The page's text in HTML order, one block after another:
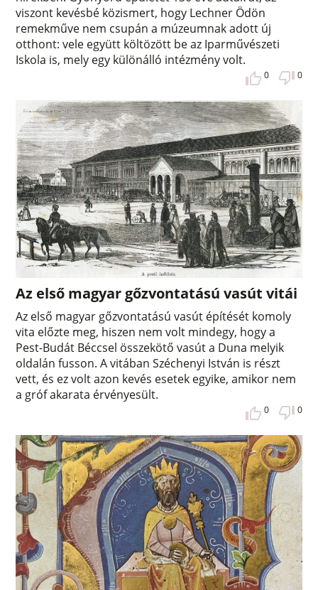
viszont kevésbé közismert, hogy Lechner Ödön
remekműve nem csupán a múzeumnak adott új
otthont: vele együtt költözött be az Iparművészeti
Iskola is, mely egy különálló intézmény volt.
0 0
Az első magyar gőzvontatású vasút vitái
Az első magyar gőzvontatású vasút építését komoly
vita előzte meg, hiszen nem volt mindegy, hogy a
Pest-Budát Béccsel összekötő vasút a Duna melyik
oldalán fusson. A vitában Széchenyi István is részt
vett, és ez volt azon kevés esetek egyike, amikor nem
a gróf akarata érvényesült.
0 0